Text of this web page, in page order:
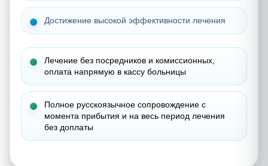
Достижение высокой эффективности лечения
Лечение без посредников и комиссионных,
оплата напрямую в кассу больницы
Полное русскоязычное сопровождение с
момента прибытия и на весь период лечения
без доплаты